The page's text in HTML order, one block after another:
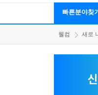
빠른분야찾기
웰컴 새로